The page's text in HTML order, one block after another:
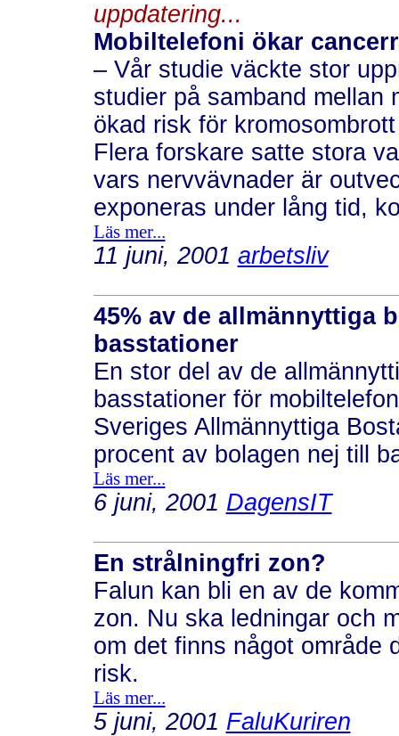
uppdatering...
Mobiltelefoni ökar
– Vår studie väckte stor
studier på samband mellan
ökad risk för
Flera forskare satte stora
vars nervvävnader är
exponeras under lång tid,
Läs mer...
11 juni, 2001 arbetsliv
45% av de allmännyttiga
basstationer
En stor del av de
basstationer för
Sveriges Allmännyttiga
procent av bolagen nej till
Läs mer...
6 juni, 2001 DagensIT
En strålningfri zon?
Falun kan bli en av de
zon. Nu ska ledningar och
om det finns något område
risk.
Läs mer...
5 juni, 2001 FaluKuriren